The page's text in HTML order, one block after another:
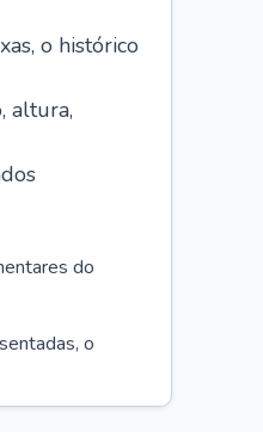
o histórico
altura,
do
o